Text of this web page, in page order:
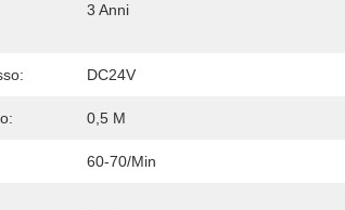
3 Anni
DC24V
0,5 M
60-70/min